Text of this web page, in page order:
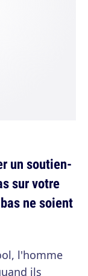
un soutien-
sur votre
ne soient
l'homme
ils